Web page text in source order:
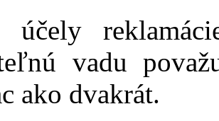
účely
vadu
ako dvakrát.